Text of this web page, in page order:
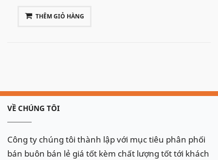
THÊM GIỎ HÀNG
VỀ CHÚNG TÔI
Công ty chúng tôi thành lập với mục tiêu phân phối
bán buôn bán lẻ giá tốt kèm chất lượng tốt tới khách